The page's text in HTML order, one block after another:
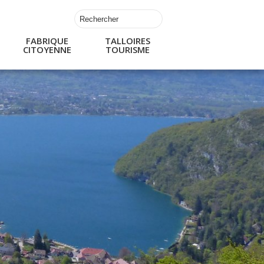
FABRIQUE
CITOYENNE
TALLOIRES
TOURISME